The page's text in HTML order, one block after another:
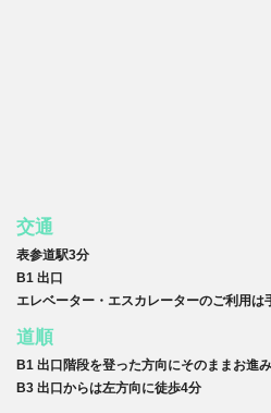
交通
表参道駅3分
B1 出口
エレベーター・エスカレーターのご利用は
道順
B1 出口階段を登った方向にそのままお進み
B3 出口からは左方向に徒歩4分